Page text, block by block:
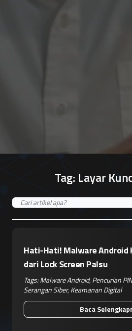
Tag: Layar
Hati-Hati! Malware Android
dari Lock Screen Palsu
Tags:Malware Android,Pencurian PIN
Serangan Siber,Keamanan Digital
Baca